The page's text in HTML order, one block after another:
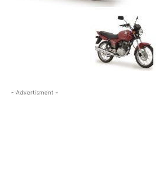
- Advertisment -